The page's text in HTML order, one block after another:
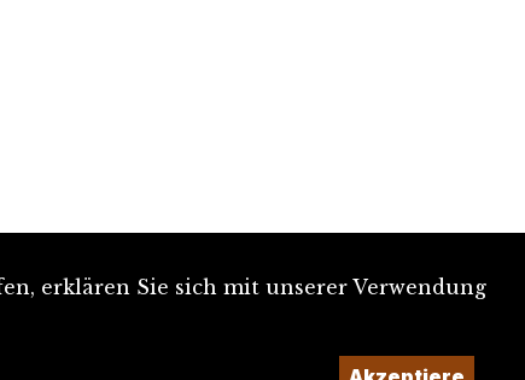
erklären Sie sich mit unserer Verwendung